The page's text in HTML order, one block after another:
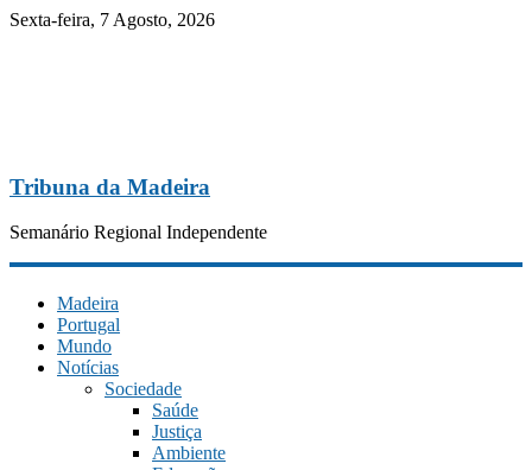
Sexta-feira, 7 Agosto, 2026
Tribuna da Madeira
Semanário Regional Independente
Madeira
Portugal
Mundo
Notícias
Sociedade
Saúde
Justiça
Ambiente